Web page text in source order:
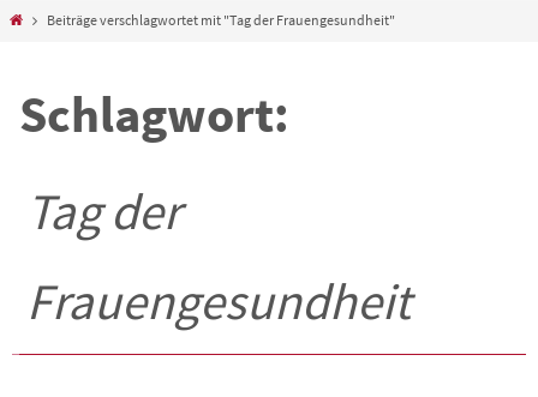
StartBeiträge verschlagwortet mit "Tag der Frauengesundheit"
Schlagwort:
Tag der
Frauengesundheit